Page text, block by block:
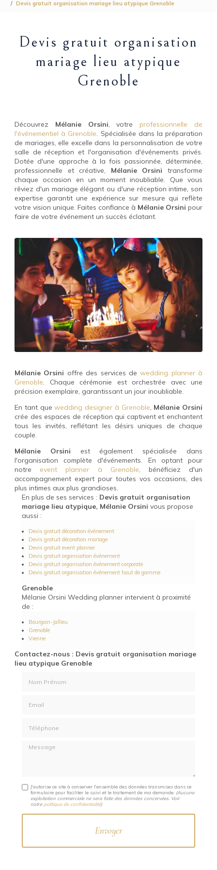
Devis gratuit organisation mariage lieu atypique Grenoble
Devis gratuit organisation
mariage lieu atypique
Grenoble
Découvrez Mélanie Orsini, votre
professionnelle de
l'événementiel à Grenoble. Spécialisée dans la préparation
de mariages, elle excelle dans la personnalisation de votre
salle de réception et l'organisation d'événements privés.
Dotée d'une approche à la fois passionnée, déterminée,
professionnelle et créative, Mélanie Orsini transforme
chaque occasion en un moment inoubliable. Que vous
rêviez d'un mariage élégant ou d'une réception intime, son
expertise garantit une expérience sur mesure qui reflète
votre vision unique. Faites confiance à Mélanie Orsini pour
faire de votre événement un succès éclatant.
Mélanie Orsini offre des services dewedding planner à
Grenoble. Chaque cérémonie est orchestrée avec une
précision exemplaire, garantissant un jour inoubliable.
En tant quewedding designer à Grenoble, Mélanie Orsini
crée des espaces de réception qui captivent et enchantent
tous les invités, reflétant les désirs uniques de chaque
couple.
Mélanie Orsini est également spécialisée dans
l'organisation complète d'événements. En optant pour
notre event planner à Grenoble, bénéficiez d'un
accompagnement expert pour toutes vos occasions, des
plus intimes aux plus grandioses.
En plus de ses services : Devis gratuit organisation
mariage lieu atypique, Mélanie Orsini vous propose
aussi :
Devis gratuit décoration événement
Devis gratuit décoration mariage
Devis gratuit event planner
Devis gratuit organisation événement
Devis gratuit organisation événement corporate
Devis gratuit organisation événement haut de gamme
Grenoble
Mélanie Orsini Wedding planner intervient à proximité
de :
Bourgoin-Jallieu
Grenoble
Vienne
Contactez-nous : Devis gratuit organisation mariage
lieu atypique Grenoble
Message
J'autorise ce site à conserver l'ensemble des données transmises dans ce
formulaire pour faciliter le suivi et le traitement de ma demande. (Aucune
exploitation commerciale ne sera faite des données concervées. Voir
notre politique de confidentialité)